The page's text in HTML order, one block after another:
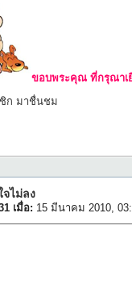
ขอบพระคุณ ที่กรุณาเ
ก มาชื่นชม
จไม่ลง
เมื่อ: 15 มีนาคม 2010,